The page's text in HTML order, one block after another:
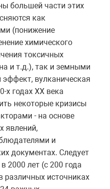
большей части этих
как
(понижение
химического
токсичных
и т.д.), так и земными
вулканическая
х годах XX века
некоторые кризисы
- на основе
явлений,
и
документах. Следует
2000 лет (c 200 года
различных источниках